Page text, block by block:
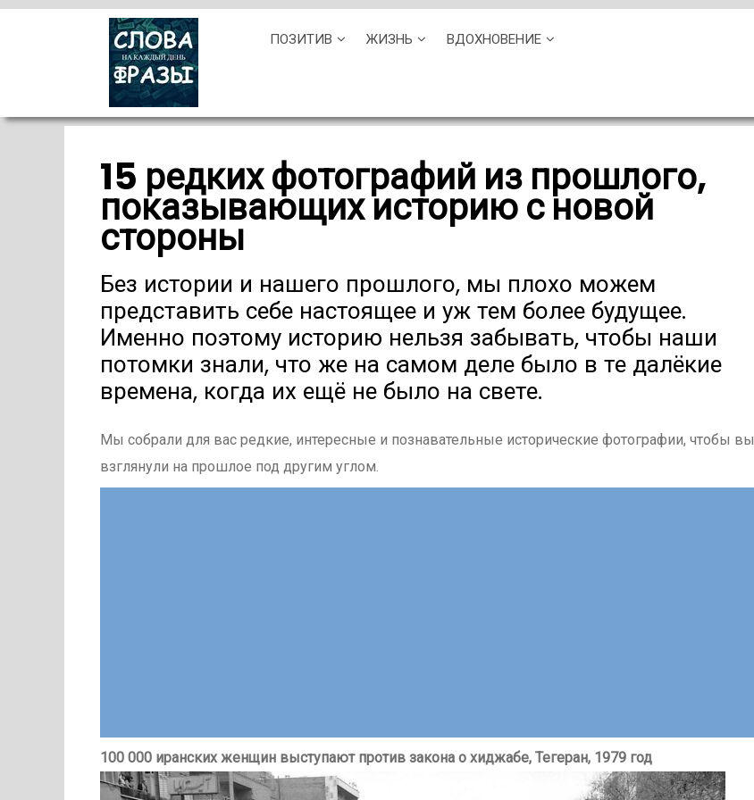
ПОЗИТИВ ЖИЗНЬ ВДОХНОВЕНИЕ
15 редких фотографий из прошлого,
показывающих историю с новой
стороны
Без истории и нашего прошлого, мы плохо можем
представить себе настоящее и уж тем более будущее.
Именно поэтому историю нельзя забывать, чтобы наши
потомки знали, что же на самом деле было в те далёкие
времена, когда их ещё не было на свете.
Мы собрали для вас редкие, интересные и познавательные исторические фотографии, чтобы вы
взглянули на прошлое под другим углом.
100 000 иранских женщин выступают против закона о хиджабе, Тегеран, 1979 год